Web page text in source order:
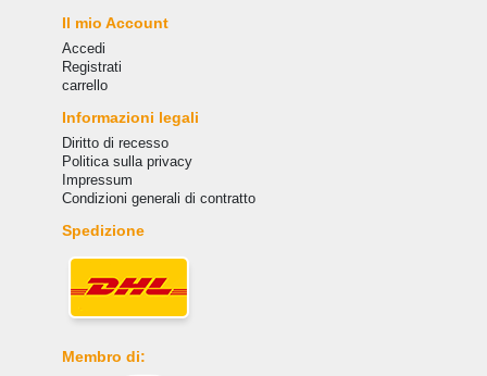
Il mio Account
Accedi
Registrati
carrello
Informazioni legali
Diritto di recesso
Politica sulla privacy
Impressum
Condizioni generali di contratto
Spedizione
Membro di: